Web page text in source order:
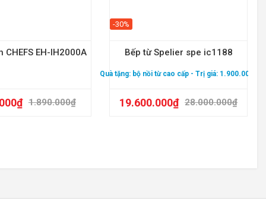
CHEFS EH-IH2000A
1.890.000₫
₫
-30%
Bếp từ Spelier spe ic1188
Quà tặng: bộ nồi từ cao cấp - Trị giá: 1.900.000₫
28.000.000₫
19.600.000₫